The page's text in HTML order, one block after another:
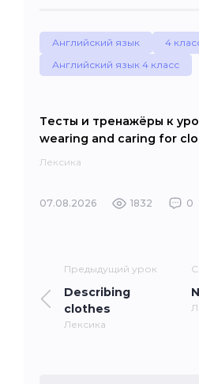
Английский язык
4
Английский язык 4 класс
Тесты и тренажёры к
wearing and caring for
Лексика
07.08.2026 1832 0
Предыдущий урок
Describing
clothes
Лексика